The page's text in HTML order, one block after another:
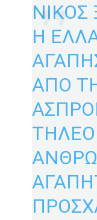
Η
ΑΠΟ